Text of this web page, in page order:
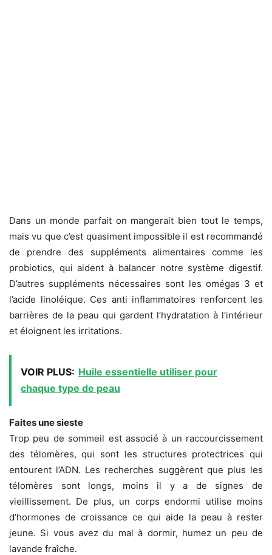
Dans un monde parfait on mangerait bien tout le temps,
mais vu que c’est quasiment impossible il est recommandé
de prendre des suppléments alimentaires comme les
probiotics, qui aident à balancer notre système digestif.
D’autres suppléments nécessaires sont les omégas 3 et
l’acide linoléique. Ces anti inflammatoires renforcent les
barrières de la peau qui gardent l’hydratation à l’intérieur
et éloignent les irritations.
VOIR PLUS: Huile essentielle utiliser pour
chaque type de peau
Faites une sieste
Trop peu de sommeil est associé à un raccourcissement
des télomères, qui sont les structures protectrices qui
entourent l’ADN. Les recherches suggèrent que plus les
télomères sont longs, moins il y a de signes de
vieillissement. De plus, un corps endormi utilise moins
d’hormones de croissance ce qui aide la peau à rester
jeune. Si vous avez du mal à dormir, humez un peu de
lavande fraîche.